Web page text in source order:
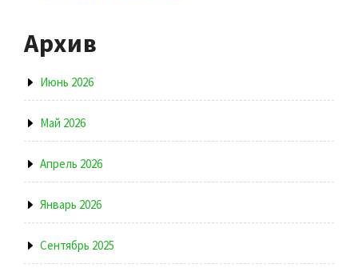
Архив
Июнь 2026
Май 2026
Апрель 2026
Январь 2026
Сентябрь 2025